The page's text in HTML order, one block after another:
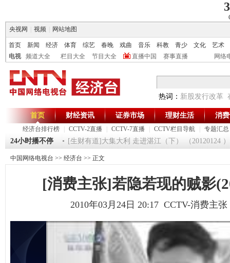
央视网
视频 网站地图
首页 新闻 经济 体育 综艺 春晚 戏曲 音乐 科教 青少 文化
艺术
电视
频道大全 栏目大全 节目大全 直播中国 赛事直播 网络
热词： 新股发行改革
首页
经济台排行榜 CCTV-2直播 CCTV-7直播 CCTV栏目导航 专题汇总
财经资讯 证券市场 理财生活 消
24小时播不停
》 20120125 [生财有道]大集大利 走进湛江（下） （20120124 ）
中国网络电视台 >> 经济台 >> 正文
[消费主张]若隐若现的贼影
2010年03月24日 20:17 CCTV-消费主张